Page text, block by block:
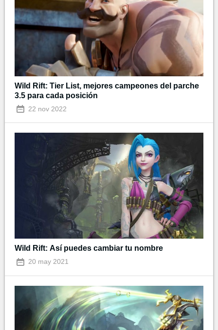
Wild Rift: Tier List, mejores campeones del parche
3.5 para cada posición
22 nov 2022
Wild Rift: Así puedes cambiar tu nombre
20 may 2021